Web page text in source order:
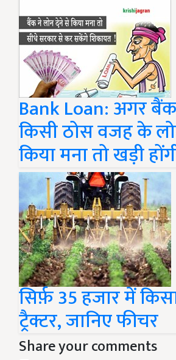
Bank Loan: अगर
किसी ठोस वजह के
किया मना तो खड़ी
सिर्फ़ 35 हजार में
ट्रैक्टर, जानिए फीचर
Share your comments